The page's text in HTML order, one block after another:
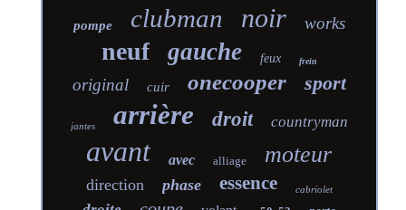
pompe clubman noir works
neuf gauche feux frein
original cuir onecooper sport
jantes arrière droit countryman
avant avec alliage moteur
direction phase essence cabriolet